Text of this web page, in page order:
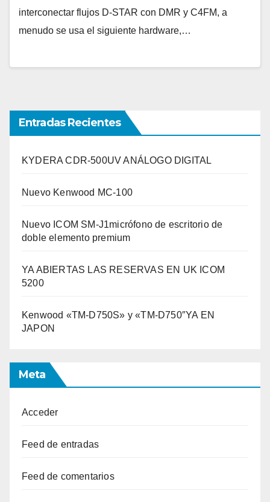
interconectar flujos D-STAR con DMR y C4FM, a
menudo se usa el siguiente hardware,…
Entradas Recientes
KYDERA CDR-500UV ANÁLOGO DIGITAL
Nuevo Kenwood MC-100
Nuevo ICOM SM-J1micrófono de escritorio de
doble elemento premium
YA ABIERTAS LAS RESERVAS EN UK ICOM
5200
Kenwood «TM-D750S» y «TM-D750″YA EN
JAPON
Meta
Acceder
Feed de entradas
Feed de comentarios